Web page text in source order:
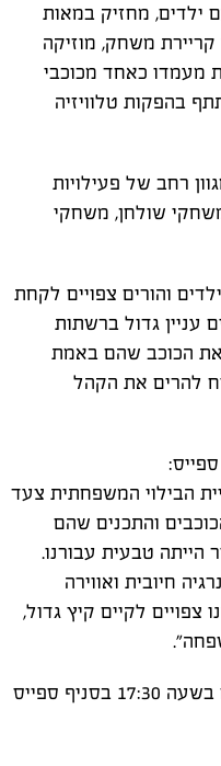
מחזיק במאות
קריירת משחק, מוזיקה
מעמדו כאחד מכוכבי
בהפקות טלוויזיה
רחב של פעילויות
משחקי שולחן, משחקי
והורים צפויים לקחת
עניין גדול ברשתות
את הכוכב שהם באמת
להרים את הקהל
הבילוי המשפחתית צעד
והתכנים שהם
הייתה טבעית עבורנו.
חיובית ואווירה
לקיים קיץ גדול,
המופע של דילן דרור יתקיים היום בשעה 17:30 בסניף ספייס